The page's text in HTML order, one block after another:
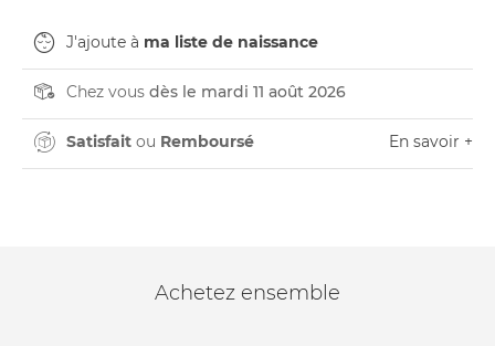
J'ajoute à ma liste de naissance
Chez vous dès le mardi 11 août 2026
Satisfait ou Remboursé En savoir +
Achetez ensemble